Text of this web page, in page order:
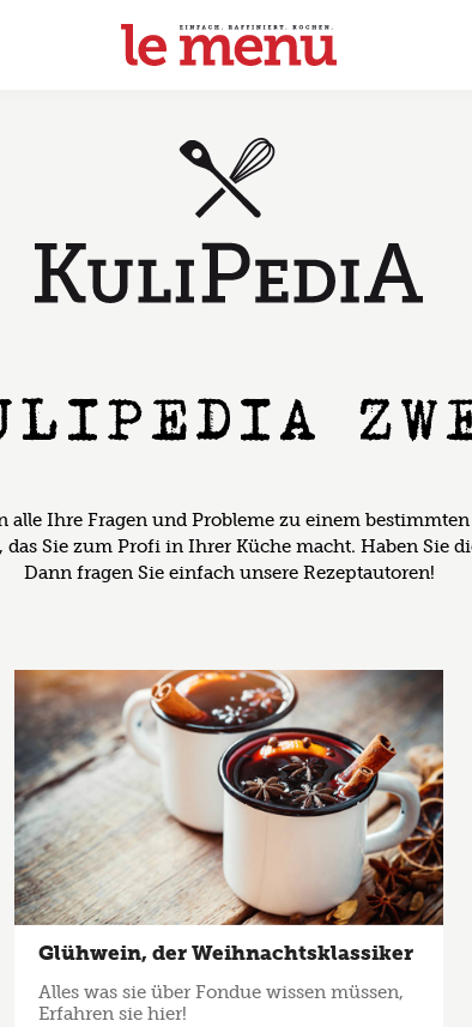
alle Ihre Fragen und Probleme zu einem
Sie zum Profi in Ihrer Küche macht. Haben Sie
Dann fragen Sie einfach unsere Rezeptautoren!
Glühwein, der Weihnachtsklassiker
Alles was sie über Fondue wissen müssen,
Erfahren sie hier!